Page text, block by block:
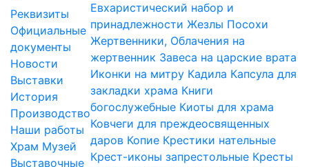
Реквизиты
Официальные
документы
Новости
Выставки
История
Производство
Наши работы
Храм Музей
Выставочные
Евхаристический набор и
принадлежности Жезлы Посохи
Жертвенники, Облачения на
жертвенник Завеса на царские врата
Иконки на митру Кадила Капсула для
закладки храма Книги
богослужебные Киоты для храма
Ковчеги для преждеосвященных
даров Копие Крестики нательные
Крест-иконы запрестольные Кресты